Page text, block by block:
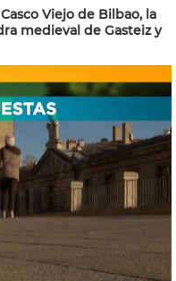
Viejo de Bilbao, la
medieval de Gasteiz y